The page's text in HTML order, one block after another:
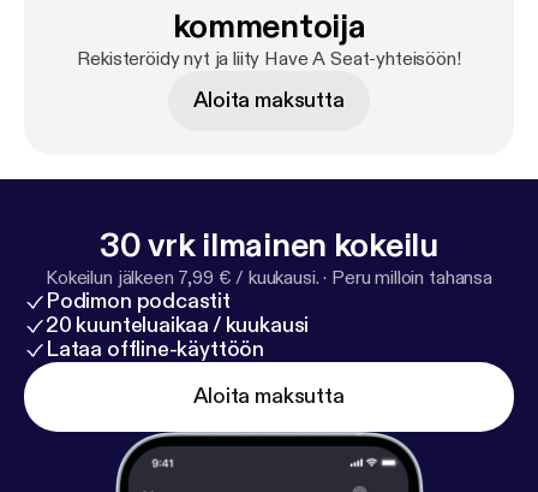
kommentoija
Rekisteröidy nyt ja liity Have A Seat-yhteisöön!
Aloita maksutta
30 vrk ilmainen kokeilu
Kokeilun jälkeen 7,99 € / kuukausi. · Peru milloin tahansa
Podimon podcastit
20 kuunteluaikaa / kuukausi
Lataa offline-käyttöön
Aloita maksutta